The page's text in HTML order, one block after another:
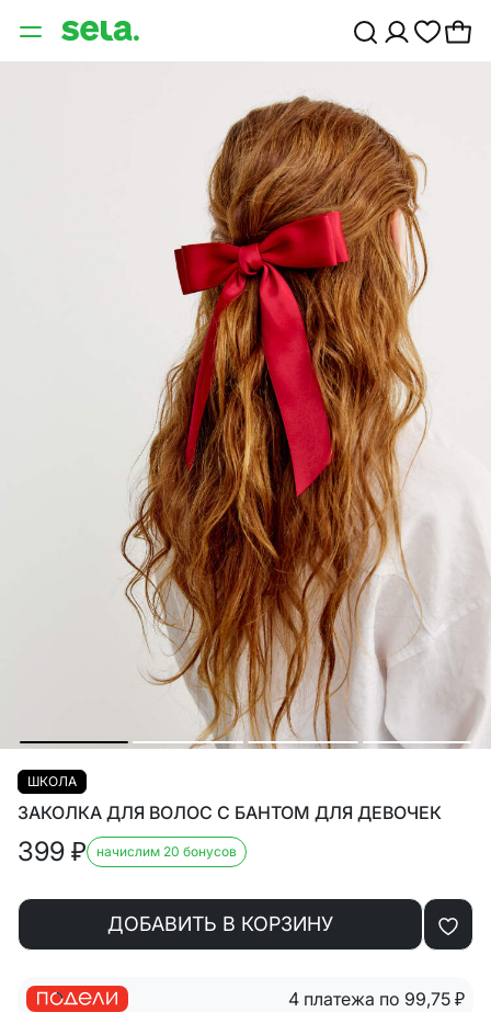
ШКОЛА
ЗАКОЛКА ДЛЯ ВОЛОС С БАНТОМ ДЛЯ ДЕВОЧЕК
399 ₽ начислим 20 бонусов
ДОБАВИТЬ В КОРЗИНУ
4 платежа по 99,75 ₽